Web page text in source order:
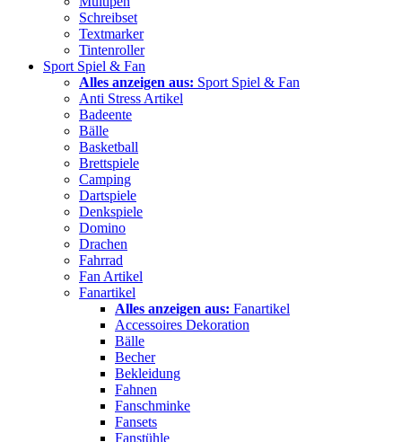
Schreibset
Textmarker
Tintenroller
Sport Spiel & Fan
Alles anzeigen aus: Sport Spiel & Fan
Anti Stress Artikel
Badeente
Bälle
Basketball
Brettspiele
Camping
Dartspiele
Denkspiele
Domino
Drachen
Fahrrad
Fan Artikel
Fanartikel
Alles anzeigen aus: Fanartikel
Accessoires Dekoration
Bälle
Becher
Bekleidung
Fahnen
Fanschminke
Fansets
Fanstühle